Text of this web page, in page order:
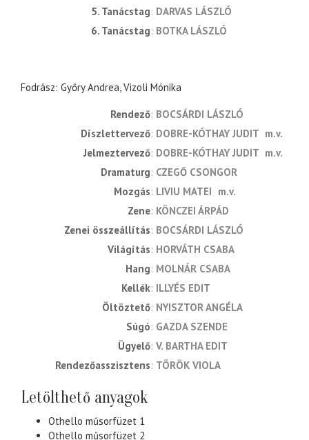
5. Tanácstag DARVAS LÁSZLÓ
6. Tanácstag BOTKA LÁSZLÓ
Fodrász: Győry Andrea, Vizoli Mónika
rendező BOCSÁRDI LÁSZLÓ
díszlettervező DOBRE-KÓTHAY JUDIT m.v.
jelmeztervező DOBRE-KÓTHAY JUDIT m.v.
dramaturg CZEGŐ CSONGOR
mozgás LIVIU MATEI m.v.
zene KÖNCZEI ÁRPÁD
zenei összeállítás BOCSÁRDI LÁSZLÓ
világítás HORVÁTH CSABA
hang MOLNÁR CSABA
kellék ILLYÉS EDIT
öltöztető NYISZTOR ANGÉLA
súgó GAZDA SZENDE
ügyelő V. BARTHA EDIT
rendezőasszisztens TÖRÖK VIOLA
Letölthető anyagok
Othello műsorfüzet 1
Othello műsorfüzet 2